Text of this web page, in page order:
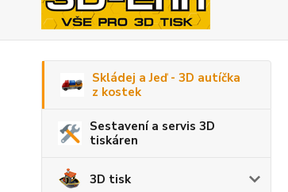
Skládej a Jeď - 3D autíčka
z kostek
Sestavení a servis 3D
tiskáren
3D tisk